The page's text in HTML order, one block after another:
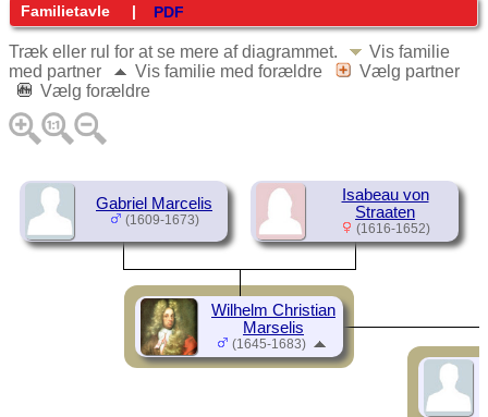
Familietavle | PDF
Træk eller rul for at se mere af diagrammet.
Vis familie
med partner
Vis familie med forældre
Vælg partner
Vælg forældre
Gabriel Marcelis
(1609-1673)
Isabeau von
Straaten
(1616-1652)
Wilhelm Christian
Marselis
(1645-1683)